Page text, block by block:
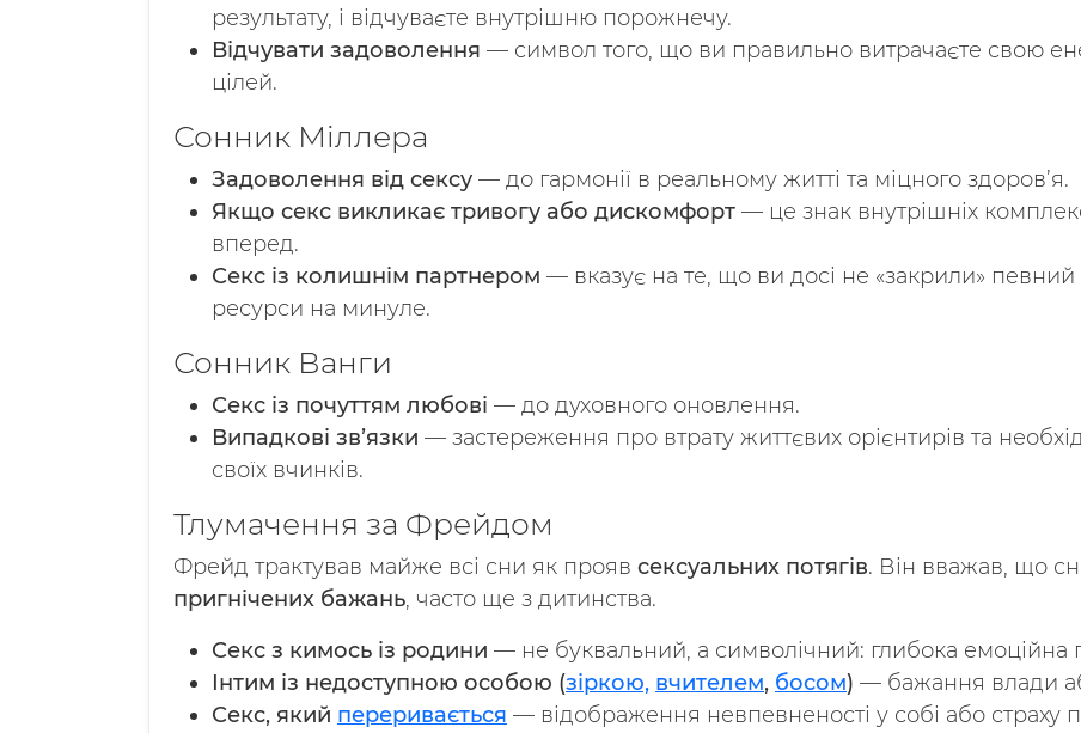
результату, і відчуваєте внутрішню порожнечу.
Відчувати задоволення — символ того, що ви правильно витрачаєте свою
цілей.
Сонник Міллера
Задоволення від сексу — до гармонії в реальному житті та міцного здоров’я.
Якщо секс викликає тривогу або дискомфорт — це знак внутрішніх
вперед.
Секс із колишнім партнером — вказує на те, що ви досі не «закрили» певний
ресурси на минуле.
Сонник Ванги
Секс із почуттям любові — до духовного оновлення.
Випадкові зв’язки — застереження про втрату життєвих орієнтирів та
своїх вчинків.
Тлумачення за Фрейдом
Фрейд трактував майже всі сни як прояв сексуальних потягів. Він вважав, що
пригнічених бажань, часто ще з дитинства.
Секс з кимось із родини — не буквальний, а символічний: глибока емоційна
Інтим із недоступною особою (зіркою, вчителем, босом) — бажання влади
Секс, який переривається — відображення невпевненості у собі або страху